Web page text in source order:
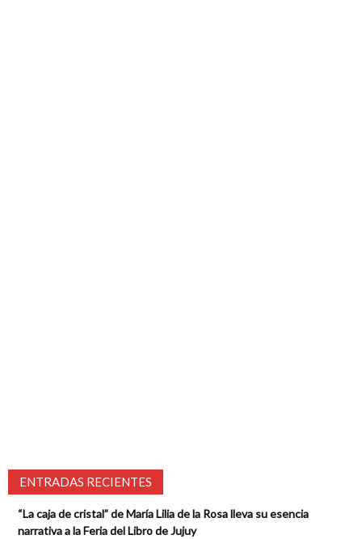
ENTRADAS RECIENTES
“La caja de cristal” de María Lilia de la Rosa lleva su esencia
narrativa a la Feria del Libro de Jujuy